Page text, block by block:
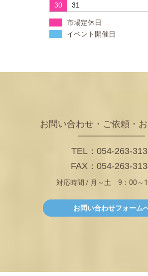
30
31
市場定休日
イベント開催日
お問い合わせ・ご依頼・
TEL：054-263-
FAX：054-263-
対応時間 / 月～土 9：00～
お問い合わせフォーム